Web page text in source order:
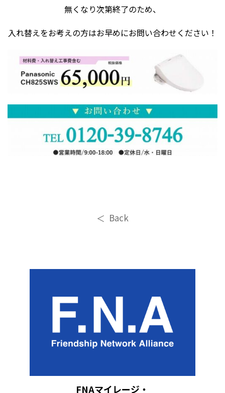
無くなり次第終了のため、
入れ替えをお考えの方はお早めにお問い合わせください！
Back
FNAマイレージ・